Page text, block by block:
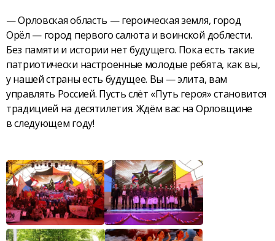
— Орловская область — героическая земля, город
Орёл — город первого салюта и воинской доблести.
Без памяти и истории нет будущего. Пока есть такие
патриотически настроенные молодые ребята, как вы,
у нашей страны есть будущее. Вы — элита, вам
управлять Россией. Пусть слёт «Путь героя» становится
традицией на десятилетия. Ждём вас на Орловщине
в следующем году!